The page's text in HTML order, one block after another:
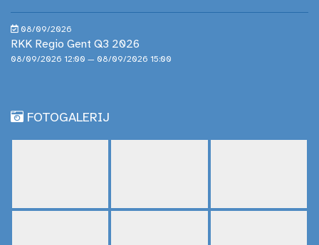
08/09/2026
RKK Regio Gent Q3 2026
08/09/2026 12:00 — 08/09/2026 15:00
FOTOGALERIJ